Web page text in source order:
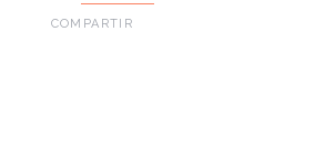
COMPARTIR